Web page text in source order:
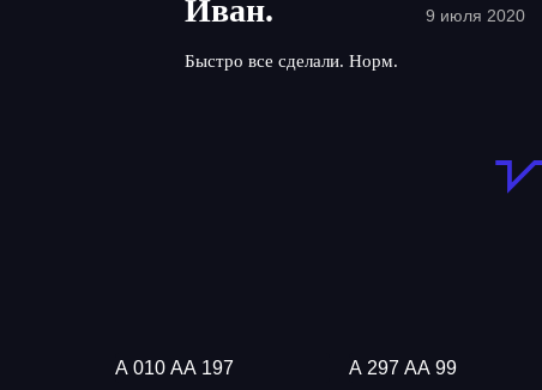
Иван. 9 июля 2020
Быстро все сделали. Норм.
А 010 АА 197 А 297 АА 99